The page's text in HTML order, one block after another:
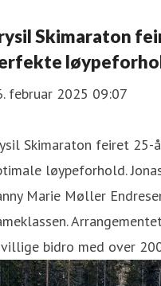
Skimaraton
februar 2025 09:07
Skimaraton feiret 25-
løypeforhold.
Marie Møller
bidro med over